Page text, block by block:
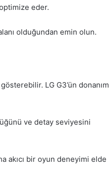
eder.
olduğundan emin olun.
LG G3’ün donanım
ve detay seviyesini
akıcı bir oyun deneyimi elde